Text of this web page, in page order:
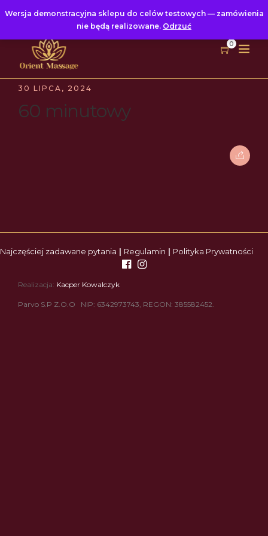
0
30 LIPCA, 2024
60 minutowy
Najczęściej zadawane pytania | Regulamin | Polityka Prywatności
Realizacja: Kacper Kowalczyk
Parvo S.P Z.O.O NIP: 6342973743, REGON: 385582452.
Wersja demonstracyjna sklepu do celów testowych — zamówienia
nie będą realizowane. Odrzuć